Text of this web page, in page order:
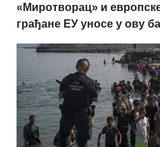
«Миротворац» и
грађане ЕУ уносе у ову